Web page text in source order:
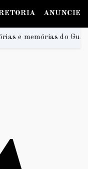
ANUNCIE
2026 Na Praia